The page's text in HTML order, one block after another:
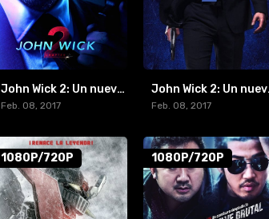
John Wick 2: Un nuevo día para matar (2017) [REMUX-1080p]
Feb. 08, 2017
John
Feb. 08, 2017
1080P/720P 1080P/720P